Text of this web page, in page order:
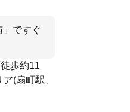
」ですぐ
歩約11
(扇町駅、